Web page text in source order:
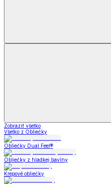
Zobraziť všetko
Všetko z Obliečky
Obliečky Dual Feel®
Obliečky z hladkej bavlny
Krepové obliečky